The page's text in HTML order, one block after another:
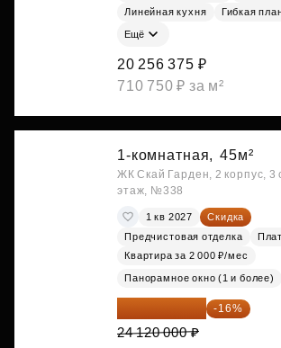
Линейная кухня
Гибкая
Ещё
20 256 375 ₽
710 750 ₽ за м²
1-комнатная, 45м²
ЖК Скай Гарден, 2 корпус, 3
этаж, №338
1 кв 2027
Скидка
Предчистовая отделка
Квартира за 2 000 ₽/мес
Панорамное окно (1 и более)
20 260 800 ₽ -16%
24 120 000 ₽